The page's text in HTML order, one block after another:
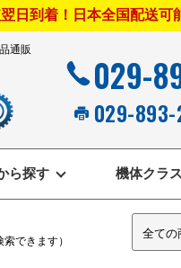
日到着！日本全国配送可
通販
029-
029-893-
ら探す 機体クラ
できます）